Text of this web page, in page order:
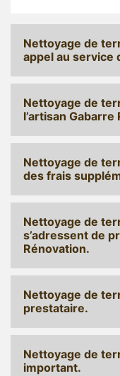
Nettoyage de
appel au service
Nettoyage de
l’artisan Gabarre
Nettoyage de
des frais
Nettoyage de
s’adressent de
Rénovation.
Nettoyage de
prestataire.
Nettoyage de
important.